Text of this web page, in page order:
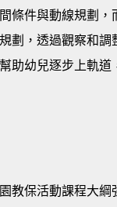
條件與動線規劃，
劃，透過觀察和調
助幼兒逐步上軌道
教保活動課程大綱